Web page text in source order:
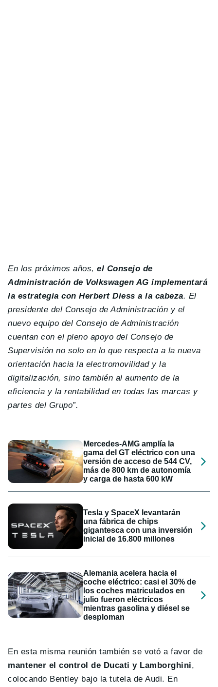
En los próximos años,el Consejo de
Administración de Volkswagen AG implementará
la estrategia con Herbert Diess a la cabeza. El
presidente del Consejo de Administración y el
nuevo equipo del Consejo de Administración
cuentan con el pleno apoyo del Consejo de
Supervisión no solo en lo que respecta a la nueva
orientación hacia la electromovilidad y la
digitalización, sino también al aumento de la
eficiencia y la rentabilidad en todas las marcas y
partes del Grupo”.
Mercedes-AMG amplía la
gama del GT eléctrico con una
versión de acceso de 544 CV,
más de 800 km de autonomía
y carga de hasta 600 kW
Tesla y SpaceX levantarán
una fábrica de chips
gigantesca con una inversión
inicial de 16.800 millones
Alemania acelera hacia el
coche eléctrico: casi el 30% de
los coches matriculados en
julio fueron eléctricos
mientras gasolina y diésel se
desploman
En esta misma reunión también se votó a favor de
mantener el control de Ducati y Lamborghini,
colocando Bentley bajo la tutela de Audi. En